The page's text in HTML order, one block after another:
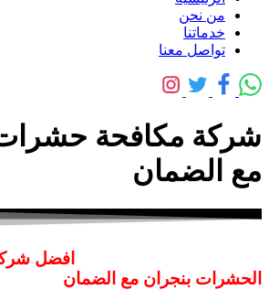
من نحن
خدماتنا
تواصل معنا
شركة مكافحة
مع الضمان
افضل شركة
الحشرات بنجران مع الضمان